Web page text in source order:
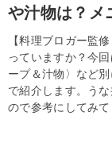
や汁物は？メ
【料理ブロガー監
っていますか？今
ープ＆汁物〉など
で紹介します。う
ので参考にしてみて